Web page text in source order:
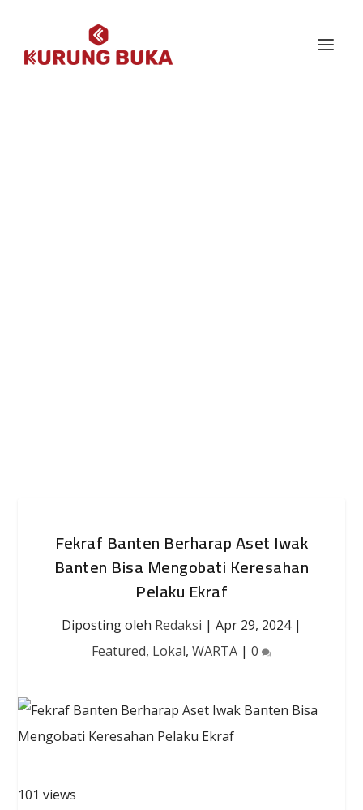
Fekraf Banten Berharap Aset Iwak
Banten Bisa Mengobati Keresahan
Pelaku Ekraf
Diposting oleh Redaksi | Apr 29, 2024|
Featured, Lokal, WARTA | 0
101 views